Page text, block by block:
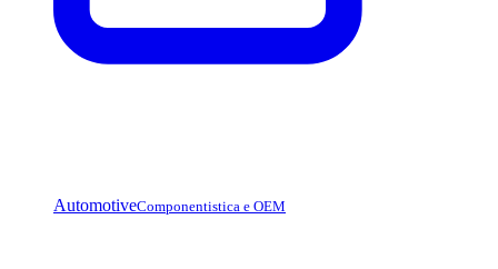
AutomotiveComponentistica e OEM